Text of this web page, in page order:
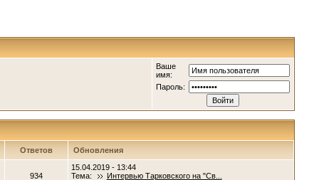
Ваше
имя:
Пароль:
Ответов Обновления
934
15.04.2019 - 13:44
Тема:
Интервью Тарковского на "Св...